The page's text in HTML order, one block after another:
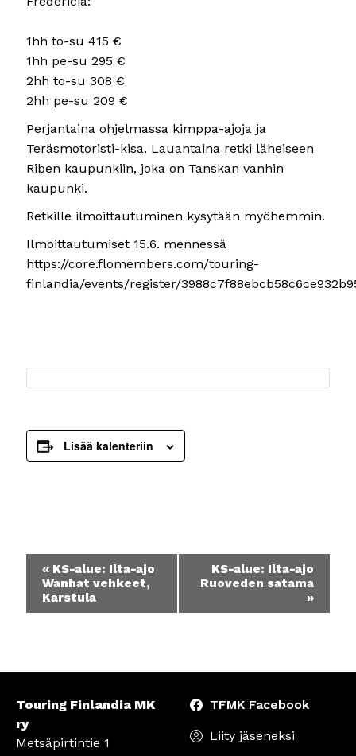
1hh to-su 415 €
1hh pe-su 295 €
2hh to-su 308 €
2hh pe-su 209 €
Perjantaina ohjelmassa kimppa-ajoja ja
Teräsmotoristi-kisa. Lauantaina retki läheiseen
Riben kaupunkiin, joka on Tanskan vanhin
kaupunki.
Retkille ilmoittautuminen kysytään myöhemmin.
Ilmoittautumiset 15.6. mennessä
https://core.flomembers.com/touring-
finlandia/events/register/
Lisää kalenteriin
Tapahtuma
navigointi
« KS-alue: Ilta-ajo
Wanhat vehkeet,
Karstula
KS-alue: Ilta-ajo
Ruoveden satama
»
Touring Finlandia MK
ry
Metsäpirtintie 1
TFMK Facebook
Liity jäseneksi